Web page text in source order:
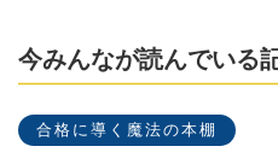
今みんなが読んでいる
合格に導く魔法の本棚